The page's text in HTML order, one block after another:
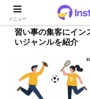
習い事の集客にイン
いジャンルを紹介
メニュー